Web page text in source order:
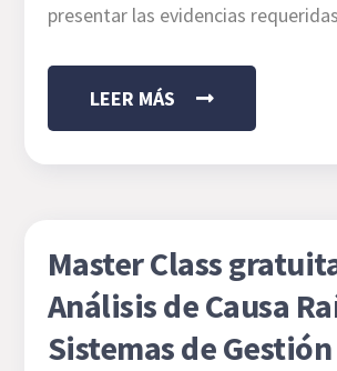
presentar las evidencias
LEER MÁS
Master Class
Análisis de Causa
Sistemas de Gestión